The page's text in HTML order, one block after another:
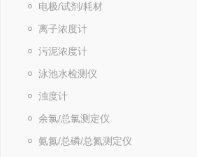
电极/试剂/耗材
离子浓度计
污泥浓度计
泳池水检测仪
浊度计
余氯/总氯测定仪
氨氮/总磷/总氮测定仪